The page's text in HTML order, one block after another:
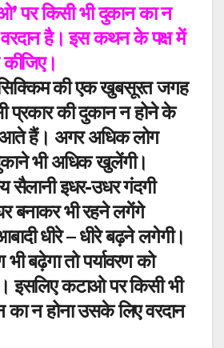
’पर किसी भी दुकान का न
है। इस कथन के पक्ष में
कीएकखुबसूरतजगह
प्रकार की दुकान न होने के
हैं। अगरअधिक लोग
भी अधिक खुलेंगी।
सैलानी इधर-उधर गंदगी
बनाकर भी रहने लगेंगे
धीरे – धीरे बढ़ने लगेगी।
बढ़ेगा तो पर्यावरण को
इसलिए कटाओ पर किसी भी
का न होना उसके लिए वरदान